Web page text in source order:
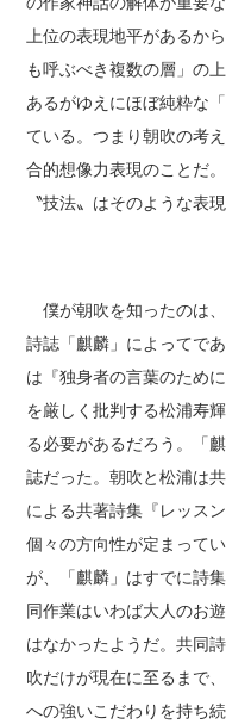
上位の表現地平があるか
も呼ぶべき複数の層」の
あるがゆえにほぼ純粋な
ている。つまり朝吹の考
合的想像力表現のことだ
〝技法〟はそのような表
僕が朝吹を知ったのは
詩誌「麒麟」によってで
は『独身者の言葉のため
を厳しく批判する松浦寿
る必要があるだろう。「
誌だった。朝吹と松浦は
による共著詩集『レッス
個々の方向性が定まって
が、「麒麟」はすでに詩
同作業はいわば大人のお
はなかったようだ。共同
吹だけが現在に至るまで
への強いこだわりを持ち続